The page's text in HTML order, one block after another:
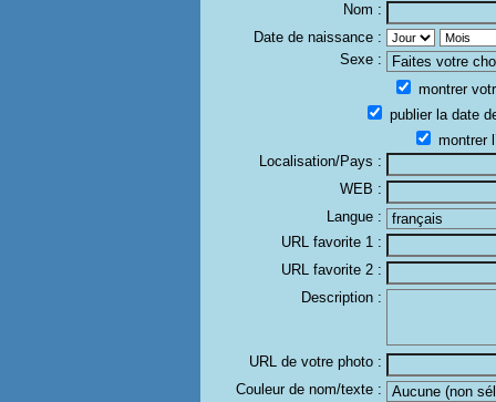
Nom :
Date de naissance :
Sexe :
montrer
publier la date
montrer
Localisation/Pays :
WEB :
Langue :
URL favorite 1 :
URL favorite 2 :
Description :
URL de votre photo :
Couleur de nom/texte :